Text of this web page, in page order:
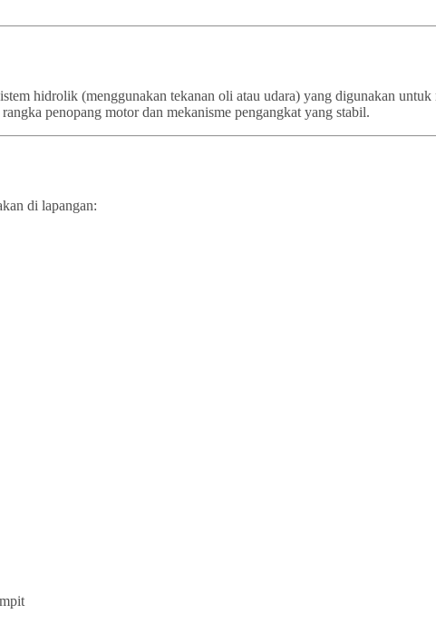
hidrolik (menggunakan tekanan oli atau udara) yang digunakan
penopang motor dan mekanisme pengangkat yang stabil.
di lapangan: